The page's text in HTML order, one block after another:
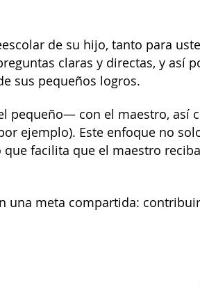
de su hijo, tanto para
claras y directas, y así
sus pequeños logros.
pequeño— con el maestro, así
ejemplo). Este enfoque no
facilita que el maestro
una meta compartida: